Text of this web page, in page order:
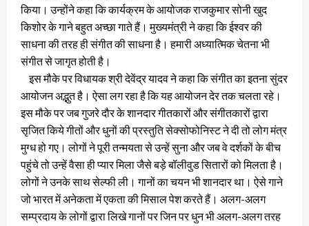
किया। उन्होंने कहा कि कार्यक्रम के आयोजक राजकुमार सोनी खुद
किशोर के गाने बहुत अच्छा गाते हैं। मुख्यमंत्री ने कहा कि ईश्वर की
साधना की तरह ही संगीत की साधना है। हमारी अध्यात्मिक चेतना भी
संगीत से जागृत होती है।
इस मौके पर विधायक श्री देवेंद्र यादव ने कहा कि संगीत का इतना सुंदर
आयोजन अद्भुत है। ऐसा लग रहा है कि यह आयोजन देर तक चलता रहे।
इस मौके पर जब गुजरे दौर के शानदार गीतकारों और संगीतकारों द्वारा
सृजित किये गीतों और धुनों की प्रस्तुति सेक्सोफोनिस्ट ने दी तो लोग मंत्र
मुग्ध हो गए। लोगों ने पूरी तन्मयता से उन्हें सुना और जब वे दर्शकों के बीच
पहुंचे तो उन्हें वैसा ही प्यार मिला जैसे बड़े बॉलीवुड सितारों को मिलता है।
लोगों ने उनके साथ सेल्फी ली। गानों का चयन भी शानदार था। ऐसे गाने
जो भारत में अनेकता में एकता की मिसाल पेश करते हैं। अलग-अलग
सम्प्रदाय के लोगों द्वारा लिखे गानों पर जिन पर धुन भी अलग-अलग तरह